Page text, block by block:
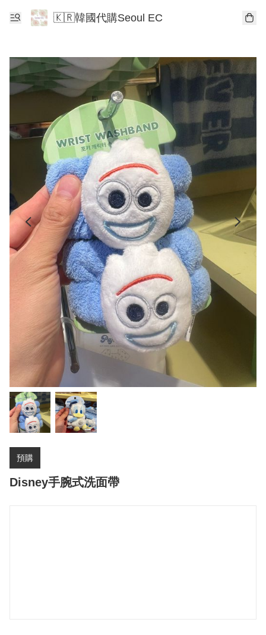
🇰🇷韓國代購Seoul EC
預購
Disney手腕式洗面帶